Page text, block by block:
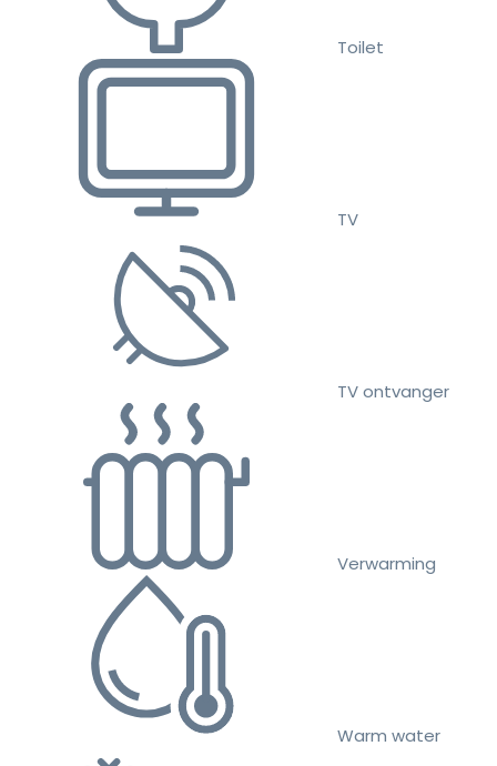
Toilet
TV
TV ontvanger
Verwarming
Warm water